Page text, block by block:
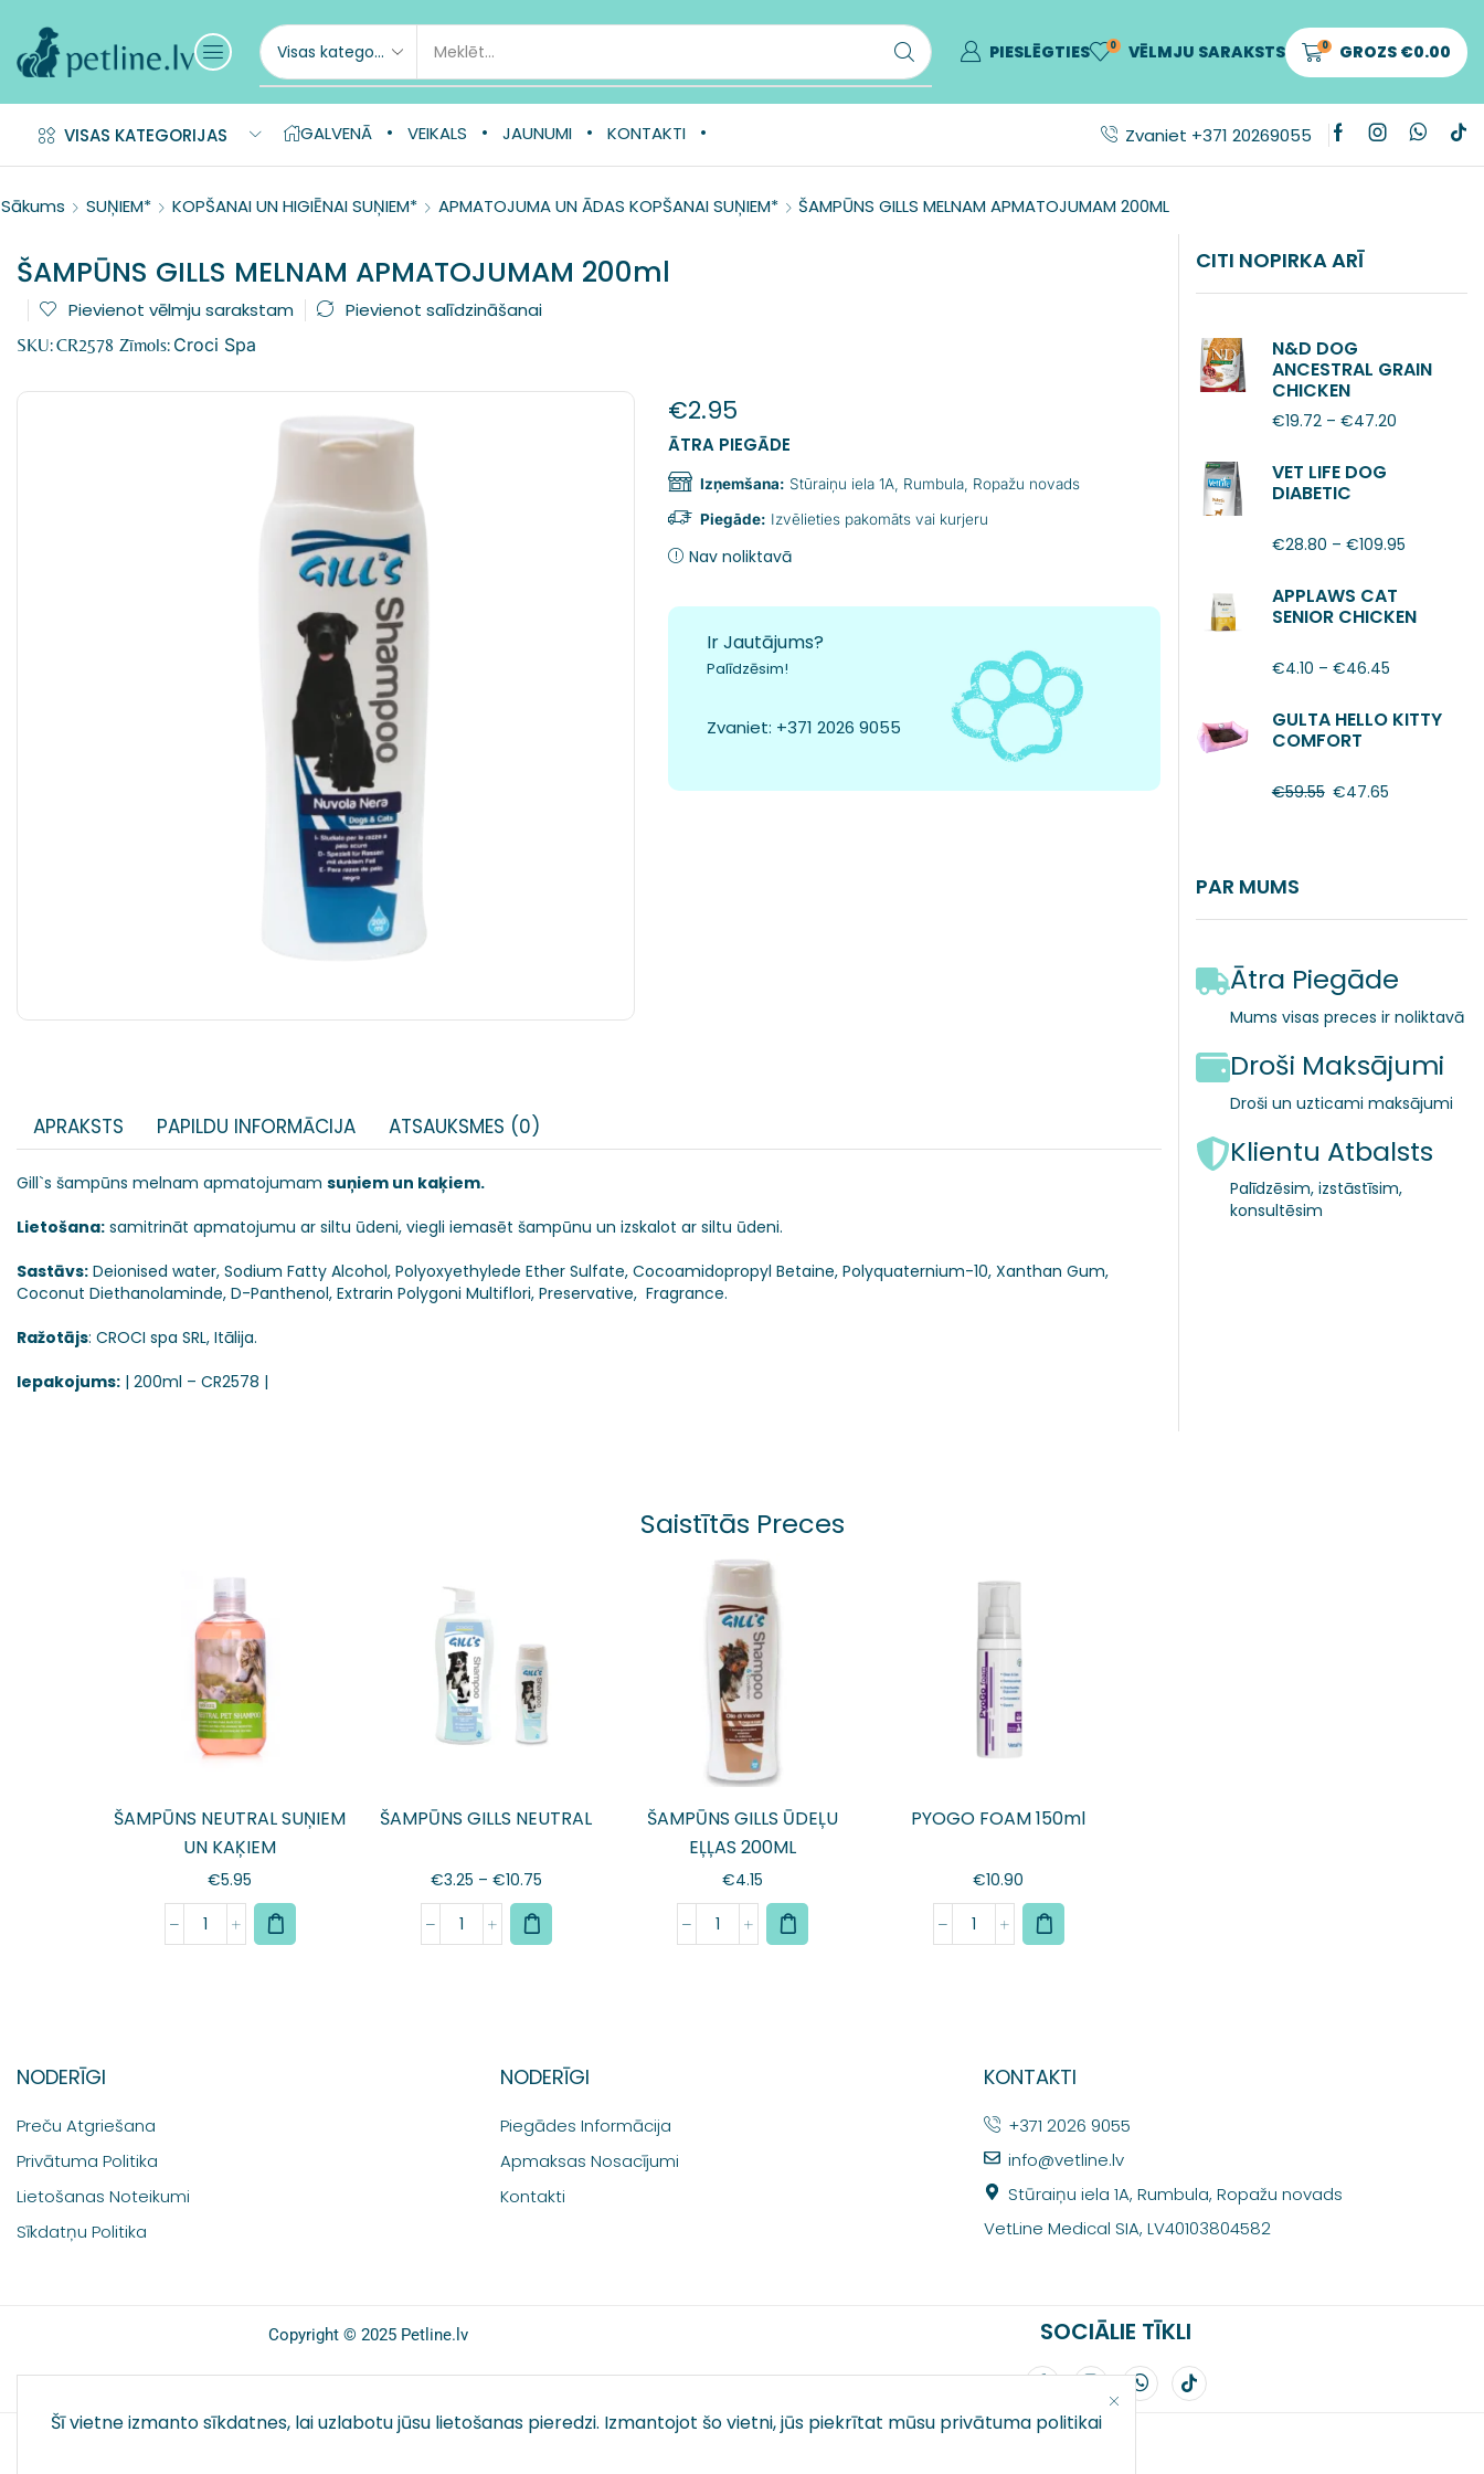
PIESLĒGTIES 0 VĒLMJU SARAKSTS 0 GROZS €0.00
VISAS KATEGORIJAS GALVENĀ VEIKALS JAUNUMI KONTAKTI Zvaniet +371 20269055
Sākums SUŅIEM* KOPŠANAI UN HIGIĒNAI SUŅIEM* APMATOJUMA UN ĀDAS KOPŠANAI SUŅIEM* ŠAMPŪNS GILLS MELNAM APMATOJUMAM 200ML
ŠAMPŪNS GILLS MELNAM APMATOJUMAM 200ml
Pievienot vēlmju sarakstam Pievienot salīdzināšanai
SKU:CR2578 Zīmols: Croci Spa
€2.95
ĀTRA PIEGĀDE
Izņemšana: Stūraiņu iela 1A, Rumbula, Ropažu novads
Piegāde: Izvēlieties pakomāts vai kurjeru
Nav noliktavā
Ir Jautājums?
Palīdzēsim!
Zvaniet: +371 2026 9055
APRAKSTS PAPILDU INFORMĀCIJA ATSAUKSMES (0)
Gill`s šampūns melnam apmatojumam suņiem un kaķiem.
Lietošana: samitrināt apmatojumu ar siltu ūdeni, viegli iemasēt šampūnu un izskalot ar siltu ūdeni.
Sastāvs: Deionised water, Sodium Fatty Alcohol, Polyoxyethylede Ether Sulfate, Cocoamidopropyl Betaine, Polyquaternium-10, Xanthan Gum,
Coconut Diethanolaminde, D-Panthenol, Extrarin Polygoni Multiflori, Preservative, Fragrance.
Ražotājs: CROCI spa SRL, Itālija.
Iepakojums: | 200ml – CR2578 |
CITI NOPIRKA ARĪ
N&D DOG
ANCESTRAL GRAIN
CHICKEN
POMEGRANATE
ADULT MINI
€19.72 – €47.20
VET LIFE DOG
DIABETIC
€28.80 – €109.95
APPLAWS CAT
SENIOR CHICKEN
€4.10 – €46.45
GULTA HELLO KITTY
COMFORT
€59.55 €47.65
PAR MUMS
Ātra Piegāde
Mums visas preces ir noliktavā
Droši Maksājumi
Droši un uzticami maksājumi
Klientu Atbalsts
Palīdzēsim, izstāstīsim,
konsultēsim
Saistītās Preces
ŠAMPŪNS NEUTRAL SUŅIEM
UN KAĶIEM
€5.95
ŠAMPŪNS GILLS NEUTRAL
€3.25 – €10.75
ŠAMPŪNS GILLS ŪDEĻU
EĻĻAS 200ML
€4.15
PYOGO FOAM 150ml
€10.90
Šī vietne izmanto sīkdatnes, lai uzlabotu jūsu lietošanas pieredzi. Izmantojot šo vietni, jūs piekrītat mūsu privātuma politikai
NODERĪGI
Preču Atgriešana
Privātuma Politika
Lietošanas Noteikumi
Sīkdatņu Politika
NODERĪGI
Piegādes Informācija
Apmaksas Nosacījumi
Kontakti
KONTAKTI
+371 2026 9055
info@vetline.lv
Stūraiņu iela 1A, Rumbula, Ropažu novads
VetLine Medical SIA, LV40103804582
Copyright © 2025 Petline.lv SOCIĀLIE TĪKLI